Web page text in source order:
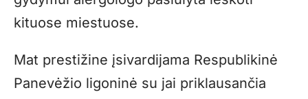
kituose miestuose.
Mat prestižine įsivardijama Respublikinė
Panevėžio ligoninė su jai priklausančia